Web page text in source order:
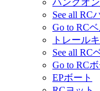
ハングオ
See all RC
Go to RC
トレール
See all RC
Go to RCボ
EPボート